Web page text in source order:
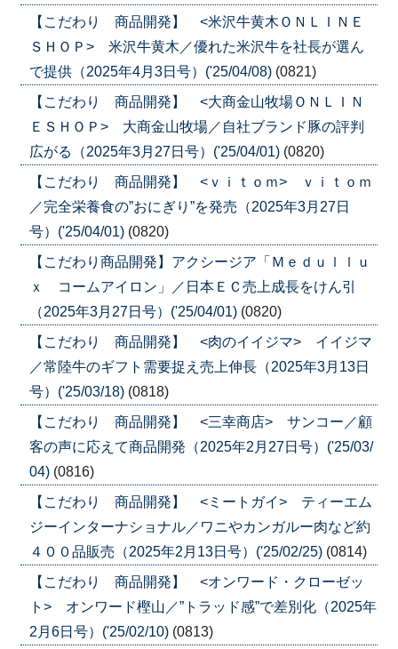
【こだわり 商品開発】 <米沢牛黄木ＯＮＬＩＮＥ
ＳＨＯＰ> 米沢牛黄木／優れた米沢牛を社長が選ん
で提供（2025年4月3日号）('25/04/08) (0821)
【こだわり 商品開発】 <大商金山牧場ＯＮＬＩＮ
ＥＳＨＯＰ> 大商金山牧場／自社ブランド豚の評判
広がる（2025年3月27日号）('25/04/01) (0820)
【こだわり 商品開発】 <ｖｉｔｏｍ> ｖｉｔｏｍ
／完全栄養食の”おにぎり”を発売（2025年3月27日
号）('25/04/01) (0820)
【こだわり商品開発】アクシージア「Ｍｅｄｕｌｌｕ
ｘ コームアイロン」／日本ＥＣ売上成長をけん引
（2025年3月27日号）('25/04/01) (0820)
【こだわり 商品開発】 <肉のイイジマ> イイジマ
／常陸牛のギフト需要捉え売上伸長（2025年3月13日
号）('25/03/18) (0818)
【こだわり 商品開発】 <三幸商店> サンコー／顧
客の声に応えて商品開発（2025年2月27日号）('25/03/
04) (0816)
【こだわり 商品開発】 <ミートガイ> ティーエム
ジーインターナショナル／ワニやカンガルー肉など約
４００品販売（2025年2月13日号）('25/02/25) (0814)
【こだわり 商品開発】 <オンワード・クローゼッ
ト> オンワード樫山／”トラッド感”で差別化（2025年
2月6日号）('25/02/10) (0813)